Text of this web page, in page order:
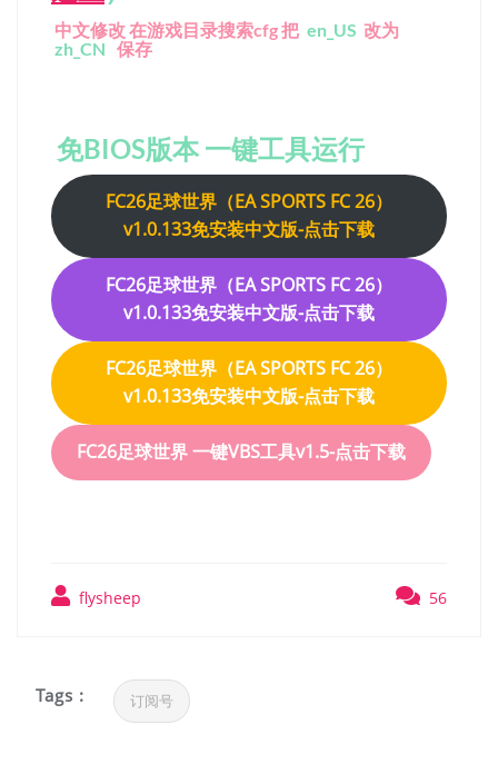
中文修改 在游戏目录搜索cfg 把 en_US 改为
zh_CN 保存
免BIOS版本 一键工具运行
FC26足球世界（EA SPORTS FC 26）
v1.0.133免安装中文版-点击下载
FC26足球世界（EA SPORTS FC 26）
v1.0.133免安装中文版-点击下载
FC26足球世界（EA SPORTS FC 26）
v1.0.133免安装中文版-点击下载
FC26足球世界 一键VBS工具v1.5-点击下载
flysheep 56
Tags : 订阅号